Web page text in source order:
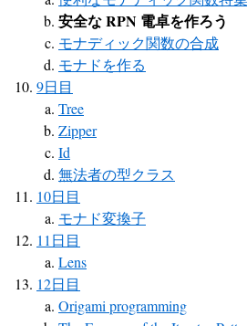
安全な RPN 電卓を作ろう
モナディック関数の合成
モナドを作る
9日目
Tree
Zipper
Id
無法者の型クラス
10日目
モナド変換子
11日目
Lens
12日目
Origami programming